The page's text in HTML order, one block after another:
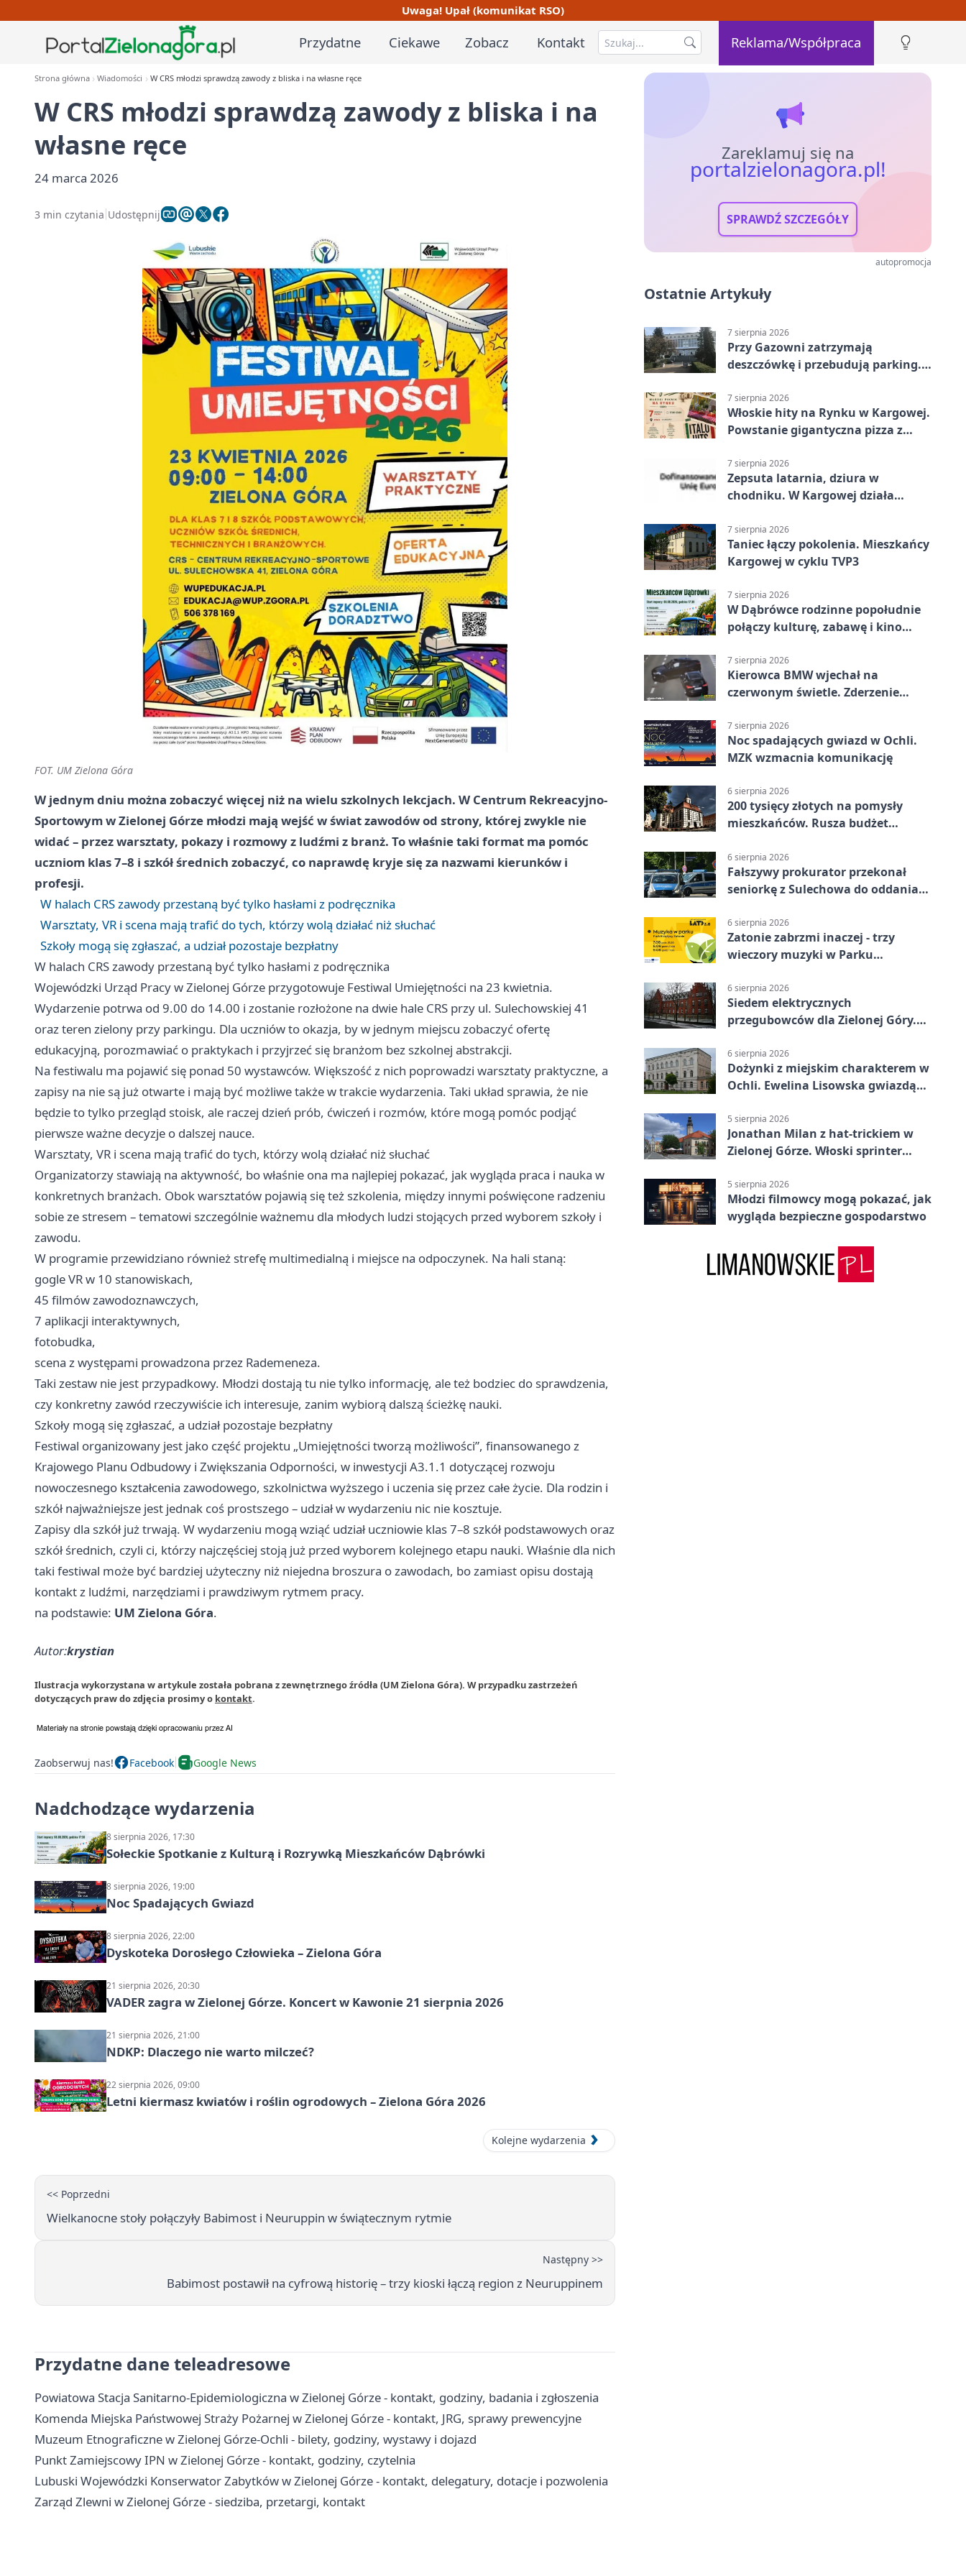
Uwaga! Upał (komunikat RSO)
Przydatne Ciekawe Zobacz Kontakt Reklama/Współpraca
Strona główna Wiadomości W CRS młodzi sprawdzą zawody z bliska i na własne ręce
W CRS młodzi sprawdzą zawody z bliska i na
własne ręce
24 marca 2026
3 min czytania Udostępnij
FOT. UM Zielona Góra
W jednym dniu można zobaczyć więcej niż na wielu szkolnych lekcjach. W Centrum Rekreacyjno-
Sportowym w Zielonej Górze młodzi mają wejść w świat zawodów od strony, której zwykle nie
widać – przez warsztaty, pokazy i rozmowy z ludźmi z branż. To właśnie taki format ma pomóc
uczniom klas 7–8 i szkół średnich zobaczyć, co naprawdę kryje się za nazwami kierunków i
profesji.
W halach CRS zawody przestaną być tylko hasłami z podręcznika
Warsztaty, VR i scena mają trafić do tych, którzy wolą działać niż słuchać
Szkoły mogą się zgłaszać, a udział pozostaje bezpłatny
W halach CRS zawody przestaną być tylko hasłami z podręcznika
Wojewódzki Urząd Pracy w Zielonej Górze przygotowuje Festiwal Umiejętności na 23 kwietnia.
Wydarzenie potrwa od 9.00 do 14.00 i zostanie rozłożone na dwie hale CRS przy ul. Sulechowskiej 41
oraz teren zielony przy parkingu. Dla uczniów to okazja, by w jednym miejscu zobaczyć ofertę
edukacyjną, porozmawiać o praktykach i przyjrzeć się branżom bez szkolnej abstrakcji.
Na festiwalu ma pojawić się ponad 50 wystawców. Większość z nich poprowadzi warsztaty praktyczne, a
zapisy na nie są już otwarte i mają być możliwe także w trakcie wydarzenia. Taki układ sprawia, że nie
będzie to tylko przegląd stoisk, ale raczej dzień prób, ćwiczeń i rozmów, które mogą pomóc podjąć
pierwsze ważne decyzje o dalszej nauce.
Warsztaty, VR i scena mają trafić do tych, którzy wolą działać niż słuchać
Organizatorzy stawiają na aktywność, bo właśnie ona ma najlepiej pokazać, jak wygląda praca i nauka w
konkretnych branżach. Obok warsztatów pojawią się też szkolenia, między innymi poświęcone radzeniu
sobie ze stresem – tematowi szczególnie ważnemu dla młodych ludzi stojących przed wyborem szkoły i
zawodu.
W programie przewidziano również strefę multimedialną i miejsce na odpoczynek. Na hali staną:
gogle VR w 10 stanowiskach,
45 filmów zawodoznawczych,
7 aplikacji interaktywnych,
fotobudka,
scena z występami prowadzona przez Rademeneza.
Taki zestaw nie jest przypadkowy. Młodzi dostają tu nie tylko informację, ale też bodziec do sprawdzenia,
czy konkretny zawód rzeczywiście ich interesuje, zanim wybiorą dalszą ścieżkę nauki.
Szkoły mogą się zgłaszać, a udział pozostaje bezpłatny
Festiwal organizowany jest jako część projektu „Umiejętności tworzą możliwości”, finansowanego z
Krajowego Planu Odbudowy i Zwiększania Odporności, w inwestycji A3.1.1 dotyczącej rozwoju
nowoczesnego kształcenia zawodowego, szkolnictwa wyższego i uczenia się przez całe życie. Dla rodzin i
szkół najważniejsze jest jednak coś prostszego – udział w wydarzeniu nic nie kosztuje.
Zapisy dla szkół już trwają. W wydarzeniu mogą wziąć udział uczniowie klas 7–8 szkół podstawowych oraz
szkół średnich, czyli ci, którzy najczęściej stoją już przed wyborem kolejnego etapu nauki. Właśnie dla nich
taki festiwal może być bardziej użyteczny niż niejedna broszura o zawodach, bo zamiast opisu dostają
kontakt z ludźmi, narzędziami i prawdziwym rytmem pracy.
na podstawie: UM Zielona Góra.
Autor:krystian
Ilustracja wykorzystana w artykule została pobrana z zewnętrznego źródła (UM Zielona Góra). W przypadku zastrzeżeń
dotyczących praw do zdjęcia prosimy o kontakt.
Zaobserwuj nas! Facebook Google News
Nadchodzące wydarzenia
8 sierpnia 2026, 17:30
Sołeckie Spotkanie z Kulturą i Rozrywką Mieszkańców Dąbrówki
8 sierpnia 2026, 19:00
Noc Spadających Gwiazd
8 sierpnia 2026, 22:00
Dyskoteka Dorosłego Człowieka – Zielona Góra
21 sierpnia 2026, 20:30
VADER zagra w Zielonej Górze. Koncert w Kawonie 21 sierpnia 2026
21 sierpnia 2026, 21:00
NDKP: Dlaczego nie warto milczeć?
22 sierpnia 2026, 09:00
Letni kiermasz kwiatów i roślin ogrodowych – Zielona Góra 2026
Kolejne wydarzenia
<< Poprzedni
Wielkanocne stoły połączyły Babimost i Neuruppin w świątecznym rytmie
Następny >>
Babimost postawił na cyfrową historię – trzy kioski łączą region z Neuruppinem
Przydatne dane teleadresowe
Powiatowa Stacja Sanitarno-Epidemiologiczna w Zielonej Górze - kontakt, godziny, badania i zgłoszenia
Komenda Miejska Państwowej Straży Pożarnej w Zielonej Górze - kontakt, JRG, sprawy prewencyjne
Muzeum Etnograficzne w Zielonej Górze-Ochli - bilety, godziny, wystawy i dojazd
Punkt Zamiejscowy IPN w Zielonej Górze - kontakt, godziny, czytelnia
Lubuski Wojewódzki Konserwator Zabytków w Zielonej Górze - kontakt, delegatury, dotacje i pozwolenia
Zarząd Zlewni w Zielonej Górze - siedziba, przetargi, kontakt
Zareklamuj się na
portalzielonagora.pl!
SPRAWDŹ SZCZEGÓŁY
autopromocja
Ostatnie Artykuły
7 sierpnia 2026
Przy Gazowni zatrzymają
deszczówkę i przebudują parking.
7 sierpnia 2026
Włoskie hity na Rynku w Kargowej.
Powstanie gigantyczna pizza z
7 sierpnia 2026
Zepsuta latarnia, dziura w
chodniku. W Kargowej działa
7 sierpnia 2026
Taniec łączy pokolenia. Mieszkańcy
Kargowej w cyklu TVP3
7 sierpnia 2026
W Dąbrówce rodzinne popołudnie
połączy kulturę, zabawę i kino
7 sierpnia 2026
Kierowca BMW wjechał na
czerwonym świetle. Zderzenie
7 sierpnia 2026
Noc spadających gwiazd w Ochli.
MZK wzmacnia komunikację
6 sierpnia 2026
200 tysięcy złotych na pomysły
mieszkańców. Rusza budżet
6 sierpnia 2026
Fałszywy prokurator przekonał
seniorkę z Sulechowa do oddania
6 sierpnia 2026
Zatonie zabrzmi inaczej - trzy
wieczory muzyki w Parku
6 sierpnia 2026
Siedem elektrycznych
przegubowców dla Zielonej Góry.
6 sierpnia 2026
Dożynki z miejskim charakterem w
Ochli. Ewelina Lisowska gwiazdą
5 sierpnia 2026
Jonathan Milan z hat-trickiem w
Zielonej Górze. Włoski sprinter
5 sierpnia 2026
Młodzi filmowcy mogą pokazać, jak
wygląda bezpieczne gospodarstwo